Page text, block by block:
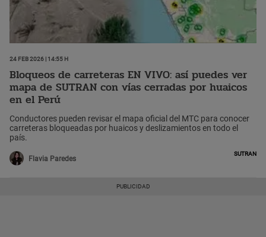
24 Feb 2026 | 14:55 h
Bloqueos de carreteras EN VIVO: así puedes ver
mapa de SUTRAN con vías cerradas por huaicos
en el Perú
Conductores pueden revisar el mapa oficial del MTC para conocer
carreteras bloqueadas por huaicos y deslizamientos en todo el
país.
Flavia Paredes
Sutran